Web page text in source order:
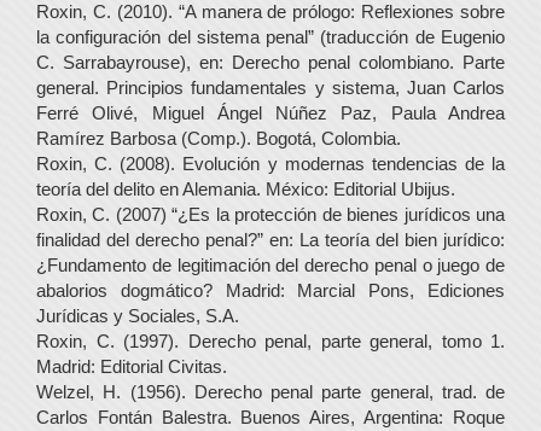
Roxin, C. (2010). “A manera de prólogo: Reflexiones sobre
la configuración del sistema penal” (traducción de Eugenio
C. Sarrabayrouse), en: Derecho penal colombiano. Parte
general. Principios fundamentales y sistema, Juan Carlos
Ferré Olivé, Miguel Ángel Núñez Paz, Paula Andrea
Ramírez Barbosa (Comp.). Bogotá, Colombia.
Roxin, C. (2008). Evolución y modernas tendencias de la
teoría del delito en Alemania. México: Editorial Ubijus.
Roxin, C. (2007) “¿Es la protección de bienes jurídicos una
finalidad del derecho penal?” en: La teoría del bien jurídico:
¿Fundamento de legitimación del derecho penal o juego de
abalorios dogmático? Madrid: Marcial Pons, Ediciones
Jurídicas y Sociales, S.A.
Roxin, C. (1997). Derecho penal, parte general, tomo 1.
Madrid: Editorial Civitas.
Welzel, H. (1956). Derecho penal parte general, trad. de
Carlos Fontán Balestra. Buenos Aires, Argentina: Roque